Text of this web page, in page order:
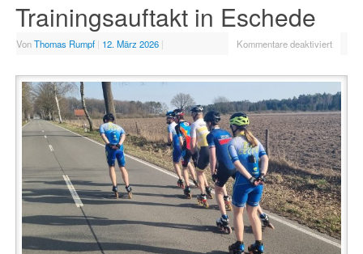
Trainingsauftakt in Eschede
VonThomas Rumpf | 12. März 2026 | Kommentare deaktiviert